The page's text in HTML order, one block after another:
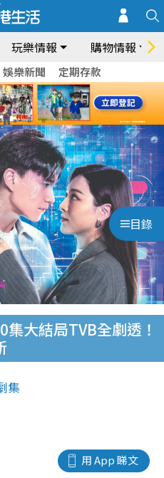
玩樂情報 購物情報
娛樂新聞 定期存款
目錄
大結局TVB全劇透！
集
用 App 睇文